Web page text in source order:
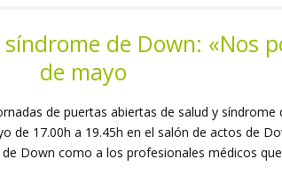
de Down: «Nos
de mayo
de puertas abiertas de salud y
de 17.00h a 19.45h en el salón de actos de
Down como a los profesionales médicos